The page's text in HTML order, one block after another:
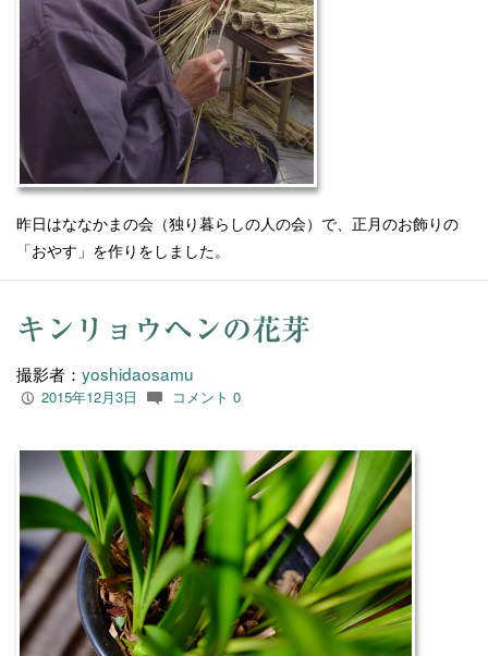
昨日はななかまの会（独り暮らしの人の会）で、正月のお飾りの
「おやす」を作りをしました。
キンリョウヘンの花芽
撮影者： yoshidaosamu
P 2015年12月3日 c コメント 0